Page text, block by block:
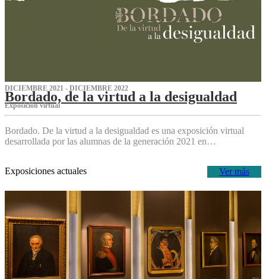
DICIEMBRE 2021 - DICIEMBRE 2022
Bordado, de la virtud a la desigualdad
Exposición virtual‌
Bordado. De la virtud a la desigualdad es una exposición virtual
desarrollada por las alumnas de la generación 2021 en…
Ver más
Exposiciones actuales